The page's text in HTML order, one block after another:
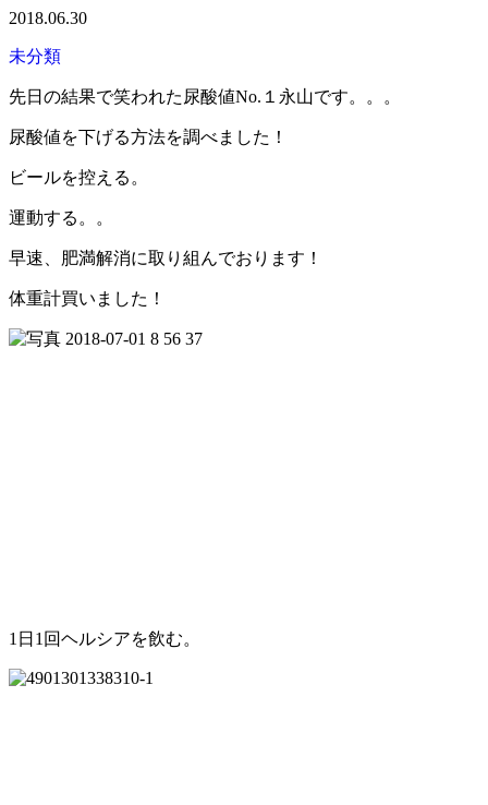
2018.06.30
未分類
先日の結果で笑われた尿酸値No.１永山です。。。
尿酸値を下げる方法を調べました！
ビールを控える。
運動する。。
早速、肥満解消に取り組んでおります！
体重計買いました！
1日1回ヘルシアを飲む。